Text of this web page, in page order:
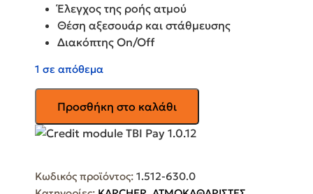
Έλεγχος της ροής ατμού
Θέση αξεσουάρ και στάθμευσης
Διακόπτης On/Off
1 σε απόθεμα
4
Πίεσης
Προσθήκη στο καλάθι
Κωδικός προϊόντος: 1.512-630.0